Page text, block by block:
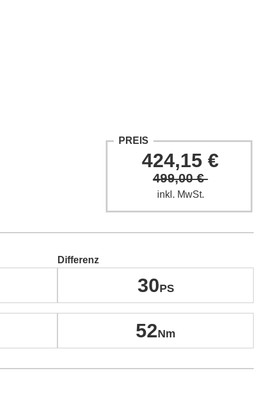
PREIS
424,15 €
499,00 €
inkl. MwSt.
Differenz
30
52